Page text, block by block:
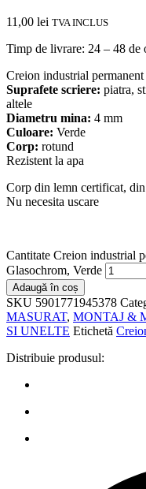
11,00 lei TVA INCLUS
Timp de livrare: 24 – 48 de
Creion industrial
Suprafete scriere: piatra,
altele
Diametru mina: 4 mm
Culoare: Verde
Corp: rotund
Rezistent la apa
Corp din lemn certificat,
Nu necesita uscare
Cantitate Creion industrial
Glasochrom, Verde
Adaugă în coș
SKU 5901771945378
MASURAT, MONTAJ &
SI UNELTE Etichetă
Distribuie produsul: